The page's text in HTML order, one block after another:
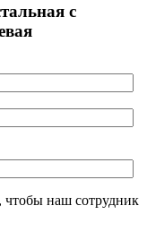
с
чтобы наш сотрудник